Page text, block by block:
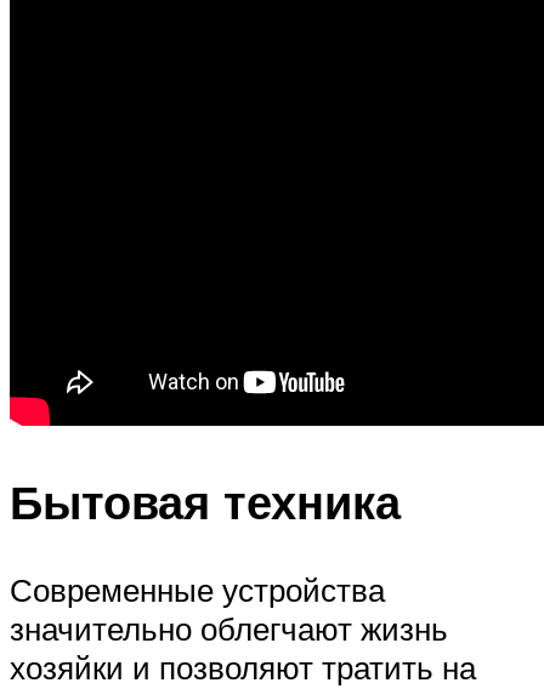
Бытовая техника
Современные устройства
значительно облегчают жизнь
хозяйки и позволяют тратить на